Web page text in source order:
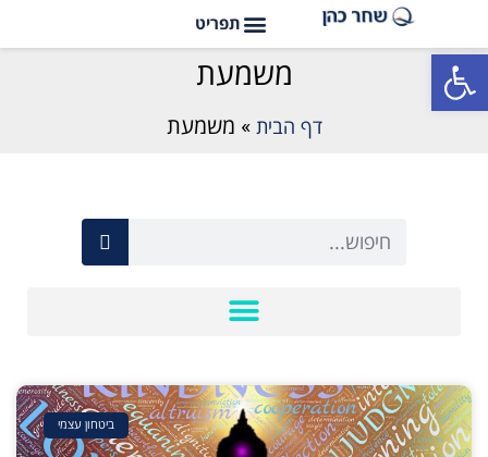
פתח סרגל נגישות משמעת
דף הבית » משמעת
ביטחון עצמי